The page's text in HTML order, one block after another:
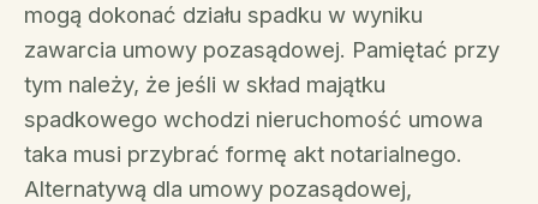
mogą dokonać działu spadku w wyniku
zawarcia umowy pozasądowej. Pamiętać przy
tym należy, że jeśli w skład majątku
spadkowego wchodzi nieruchomość umowa
taka musi przybrać formę akt notarialnego.
Alternatywą dla umowy pozasądowej,